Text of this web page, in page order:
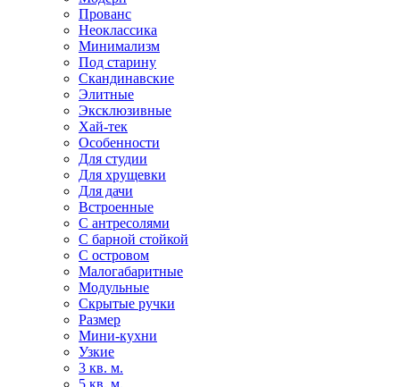
Прованс
Неоклассика
Минимализм
Под старину
Скандинавские
Элитные
Эксклюзивные
Хай-тек
Особенности
Для студии
Для хрущевки
Для дачи
Встроенные
С антресолями
С барной стойкой
С островом
Малогабаритные
Модульные
Скрытые ручки
Размер
Мини-кухни
Узкие
3 кв. м.
5 кв. м.